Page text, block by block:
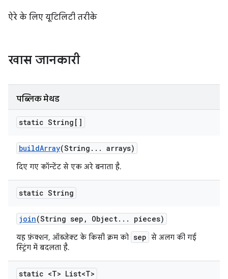
ऐरे के लिए यूटिलिटी तरीके
खास जानकारी
पब्लिक मेथड
static String[]
buildArray(String . . . arrays)
दिए गए कॉन्टेंट से एक अरे बनाता है.
static String
join(String sep , Object. . . pieces)
यह फ़ंक्शन, ऑब्जेक्ट के किसी क्रम को sep से अलग की गई
स्ट्रिंग में बदलता है.
static <T> List<T>